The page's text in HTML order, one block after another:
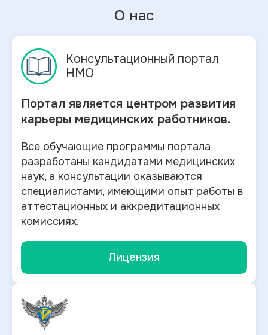
О нас
Консультационный портал
НМО
Портал является центром развития
карьеры медицинских работников.
Все обучающие программы портала
разработаны кандидатами медицинских
наук, а консультации оказываются
специалистами, имеющими опыт работы в
аттестационных и аккредитационных
комиссиях.
Лицензия